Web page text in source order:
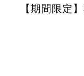
【期間限定